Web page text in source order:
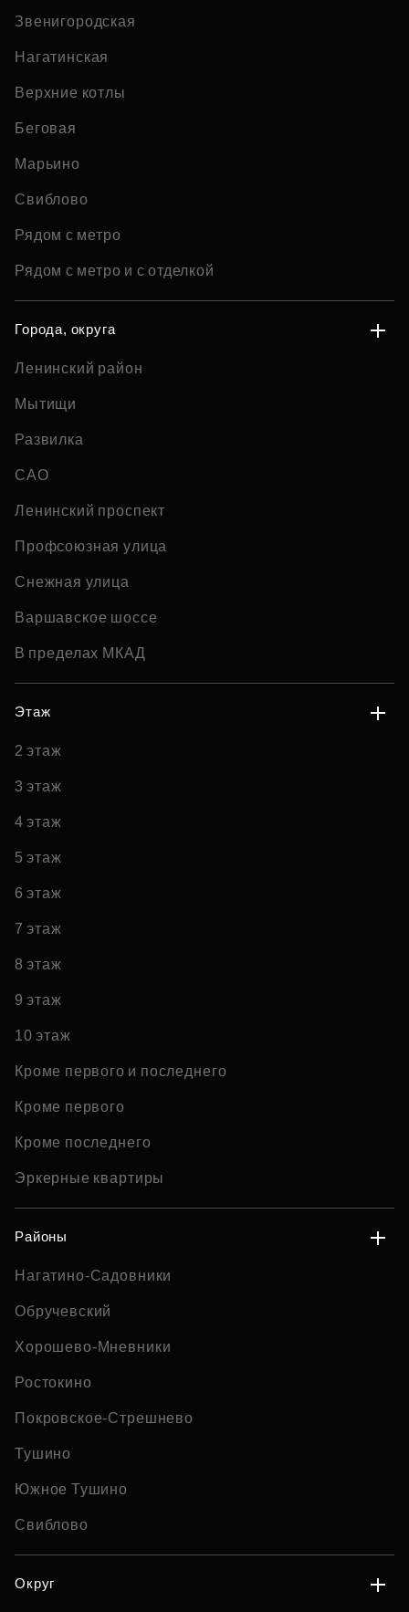
Звенигородская
Нагатинская
Верхние котлы
Беговая
Марьино
Свиблово
Рядом с метро
Рядом с метро и с отделкой
Города, округа
Ленинский район
Мытищи
Развилка
САО
Ленинский проспект
Профсоюзная улица
Снежная улица
Варшавское шоссе
В пределах МКАД
Этаж
2 этаж
3 этаж
4 этаж
5 этаж
6 этаж
7 этаж
8 этаж
9 этаж
10 этаж
Кроме первого и последнего
Кроме первого
Кроме последнего
Эркерные квартиры
Районы
Нагатино-Садовники
Обручевский
Хорошево-Мневники
Ростокино
Покровское-Стрешнево
Тушино
Южное Тушино
Свиблово
Округ